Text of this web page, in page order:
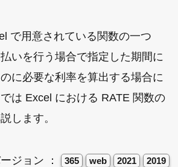
で用意されている関数の一つ
いを行う場合で指定した期間に
に必要な利率を算出する場合に
は Excel における RATE 関数の
します。
ジョン ： 365 web 2021
2019